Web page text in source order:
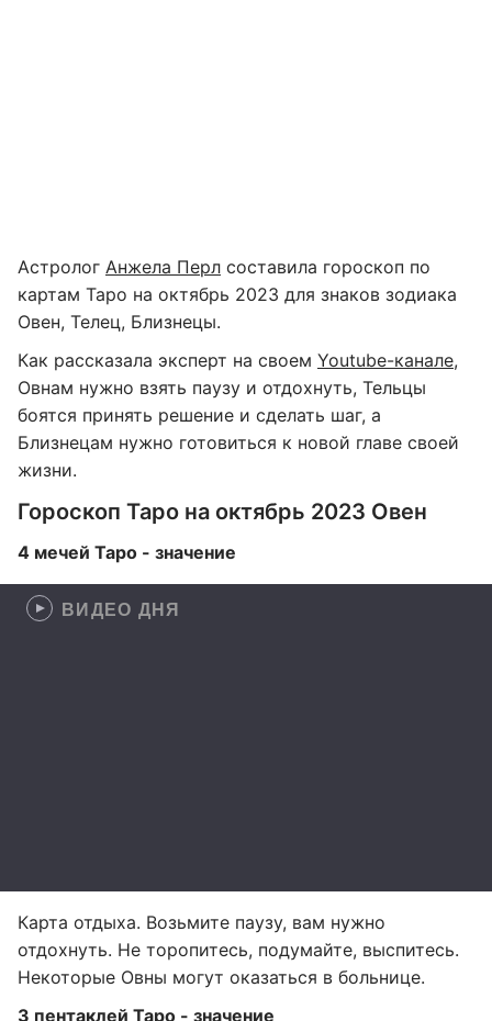
Астролог Анжела Перл составила гороскоп по
картам Таро на октябрь 2023 для знаков зодиака
Овен, Телец, Близнецы.
Как рассказала эксперт на своем Youtube-канале,
Овнам нужно взять паузу и отдохнуть, Тельцы
боятся принять решение и сделать шаг, а
Близнецам нужно готовиться к новой главе своей
жизни.
Гороскоп Таро на октябрь 2023 Овен
4 мечей Таро - значение
ВИДЕО ДНЯ
Карта отдыха. Возьмите паузу, вам нужно
отдохнуть. Не торопитесь, подумайте, выспитесь.
Некоторые Овны могут оказаться в больнице.
3 пентаклей Таро - значение